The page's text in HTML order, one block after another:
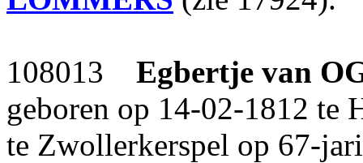
108013 Egbertje van
geboren op 14-02-1812 te
te Zwollerkerspel op 67-